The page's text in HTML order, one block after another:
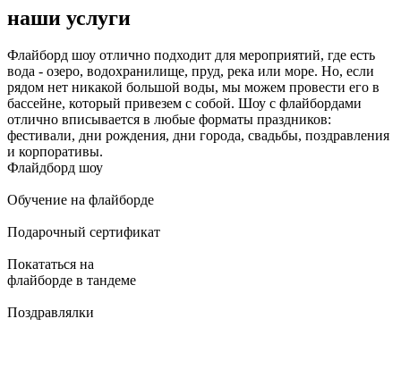
наши услуги
Флайборд шоу отлично подходит для мероприятий, где есть
вода - озеро, водохранилище, пруд, река или море. Но, если
рядом нет никакой большой воды, мы можем провести его в
бассейне, который привезем с собой. Шоу с флайбордами
отлично вписывается в любые форматы праздников:
фестивали, дни рождения, дни города, свадьбы, поздравления
и корпоративы.
Флайдборд шоу
Обучение на флайборде
Подарочный сертификат
Покататься на
флайборде в тандеме
Поздравлялки